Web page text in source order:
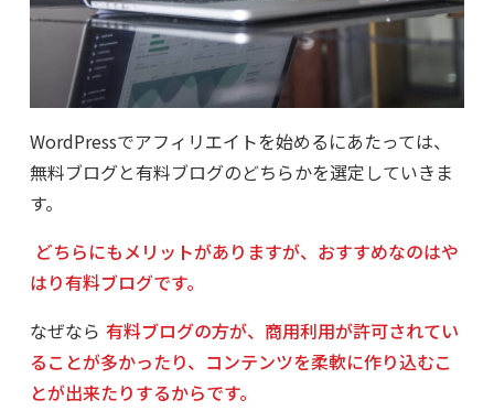
WordPressでアフィリエイトを始めるにあたっては、
無料ブログと有料ブログのどちらかを選定していきま
す。
どちらにもメリットがありますが、おすすめなのはや
はり有料ブログです。
なぜなら 有料ブログの方が、商用利用が許可されてい
ることが多かったり、コンテンツを柔軟に作り込むこ
とが出来たりするからです。